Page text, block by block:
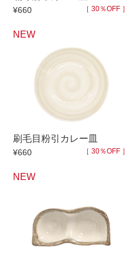
置物
価格
500円未満
500円～
1,500円〜
5,000円～9,999円
ブランド・窯名・作家名
特集
¥660 ［ 30％OFF ］
NEW
刷毛目粉引カレー皿
¥660 ［ 30％OFF ］
NEW